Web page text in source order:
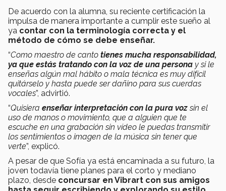
De acuerdo con la alumna, su reciente certificación la
impulsa de manera importante a cumplir este sueño al
ya contar con la terminología correcta y el
método de cómo se debe enseñar.
“Como maestro de canto tienes mucha responsabilidad,
ya que estás tratando con la voz de una persona y si le
enseñas algún mal hábito o mala técnica es muy difícil
quitárselo y hasta puede ser dañino para sus cuerdas
vocales”, advirtió.
“Quisiera enseñar interpretación con la pura vozsin el
uso de manos o movimiento, que a alguien que te
escuche en una grabación sin vídeo le puedas transmitir
los sentimientos o imagen de la música sin tener que
verte”, explicó.
A pesar de que Sofía ya está encaminada a su futuro, la
joven todavía tiene planes para el corto y mediano
plazo, desde concursar en Vibrart con sus amigos